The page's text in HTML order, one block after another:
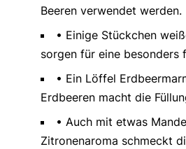
Beeren verwendet werden.
• Einige Stückchen
sorgen für eine besonders
• Ein Löffel
Erdbeeren macht die
• Auch mit etwas
Zitronenaroma schmeckt